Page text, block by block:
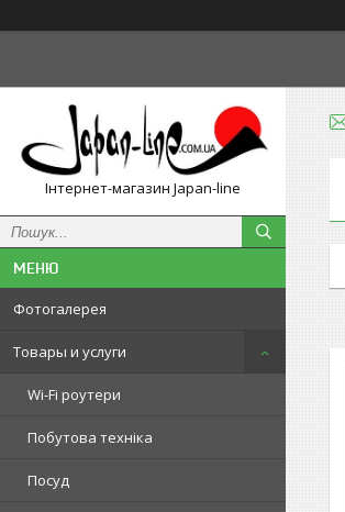
Інтернет-магазин Japan-line
Фотогалерея
Товары и услуги
Wi-Fi роутери
Побутова техніка
Посуд